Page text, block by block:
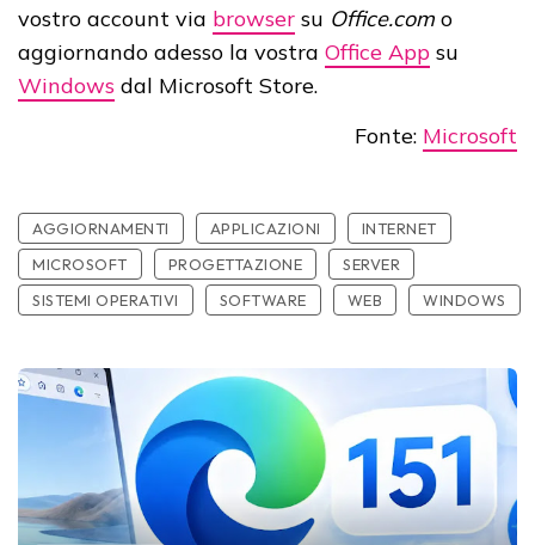
vostro account via browser su Office.com o
aggiornando adesso la vostra Office App su
Windows dal Microsoft Store.
Fonte: Microsoft
AGGIORNAMENTI APPLICAZIONI
INTERNET
MICROSOFT
PROGETTAZIONE
SERVER
SISTEMI OPERATIVI
SOFTWARE WEB WINDOWS